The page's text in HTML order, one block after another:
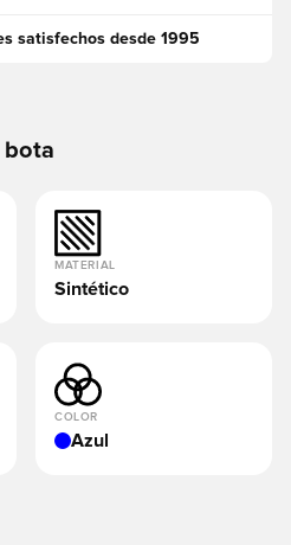
satisfechos desde 1995
bota
MATERIAL
Sintético
COLOR
Azul